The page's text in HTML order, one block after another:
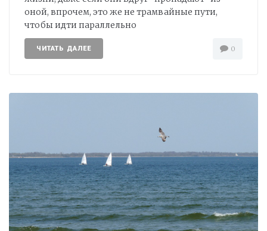
оной, впрочем, это же не трамвайные пути,
чтобы идти параллельно
ЧИТАТЬ ДАЛЕЕ 0